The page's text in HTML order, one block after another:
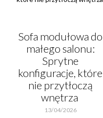
Sofa modułowa do
małego salonu:
Sprytne
konfiguracje, które
nie przytłoczą
wnętrza
13/04/2026